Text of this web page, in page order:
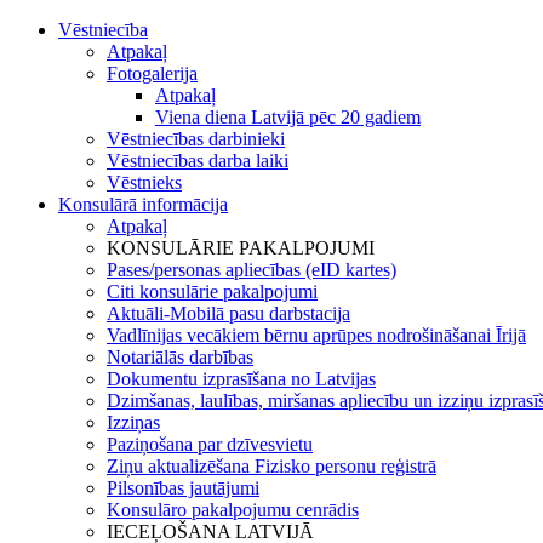
Vēstniecība
Atpakaļ
Fotogalerija
Atpakaļ
Viena diena Latvijā pēc 20 gadiem
Vēstniecības darbinieki
Vēstniecības darba laiki
Vēstnieks
Konsulārā informācija
Atpakaļ
KONSULĀRIE PAKALPOJUMI
Pases/personas apliecības (eID kartes)
Citi konsulārie pakalpojumi
Aktuāli-Mobilā pasu darbstacija
Vadlīnijas vecākiem bērnu aprūpes nodrošināšanai Īrijā
Notariālās darbības
Dokumentu izprasīšana no Latvijas
Dzimšanas, laulības, miršanas apliecību un izziņu
Izziņas
Paziņošana par dzīvesvietu
Ziņu aktualizēšana Fizisko personu reģistrā
Pilsonības jautājumi
Konsulāro pakalpojumu cenrādis
IECEĻOŠANA LATVIJĀ